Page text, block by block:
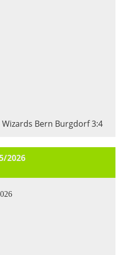
Bern Burgdorf 3:4
2026